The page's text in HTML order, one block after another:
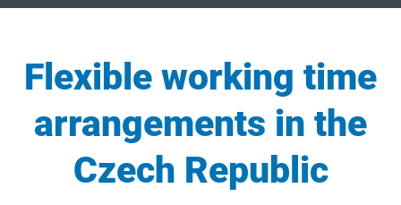
Flexible working time
arrangements in the
Czech Republic